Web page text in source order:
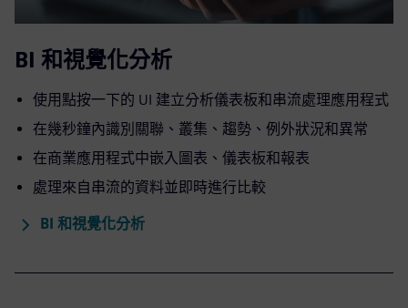
BI 和視覺化分析
使用點按一下的 UI 建立分析儀表板和串流處理應用程式
在幾秒鐘內識別關聯、叢集、趨勢、例外狀況和異常
在商業應用程式中嵌入圖表、儀表板和報表
處理來自串流的資料並即時進行比較
BI 和視覺化分析